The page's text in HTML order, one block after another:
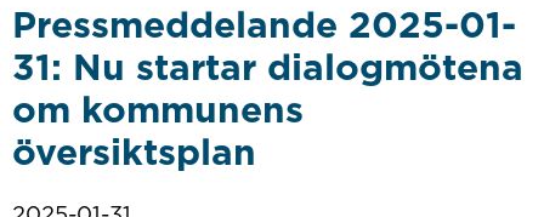
Pressmeddelande 2025-01-
31: Nu startar dialogmötena
om kommunens
översiktsplan